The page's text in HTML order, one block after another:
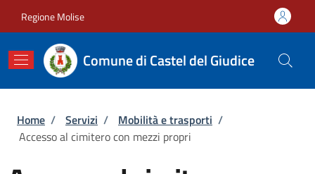
Regione Molise
Comune di Castel del Giudice
Briciole di pane
Home / Servizi / Mobilità e trasporti /
Accesso al cimitero con mezzi propri